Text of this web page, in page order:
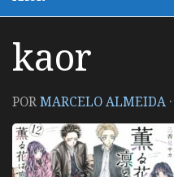
kaor
PORMARCELO ALMEIDA ·